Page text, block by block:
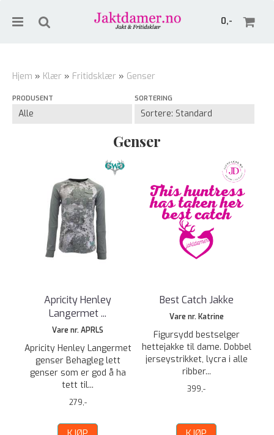
0,-
Hjem » Klær » Fritidsklær » Genser
PRODUSENT SORTERING
Genser
Apricity Henley
Langermet ...
Vare nr. APRLS
Apricity Henley Langermet
genser Behagleg lett
genser som er god å ha
tett til...
279,-
Best Catch Jakke
Vare nr. Katrine
Figursydd bestselger
hettejakke til dame. Dobbel
jerseystrikket, lycra i alle
ribber...
399,-